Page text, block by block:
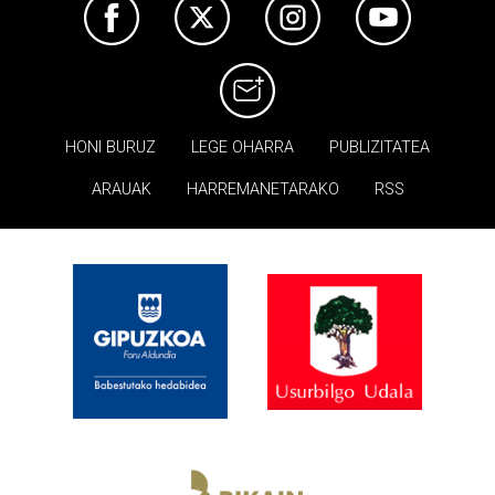
HONI BURUZ LEGE OHARRA PUBLIZITATEA
ARAUAK HARREMANETARAKO RSS